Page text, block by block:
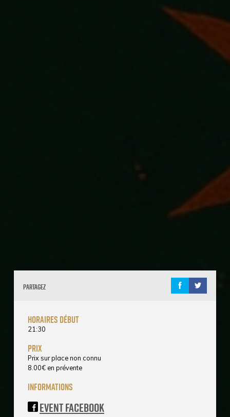
Partagez
horaires début
21:30
prix
Prix sur place non connu
8.00€ en prévente
informations
Event Facebook